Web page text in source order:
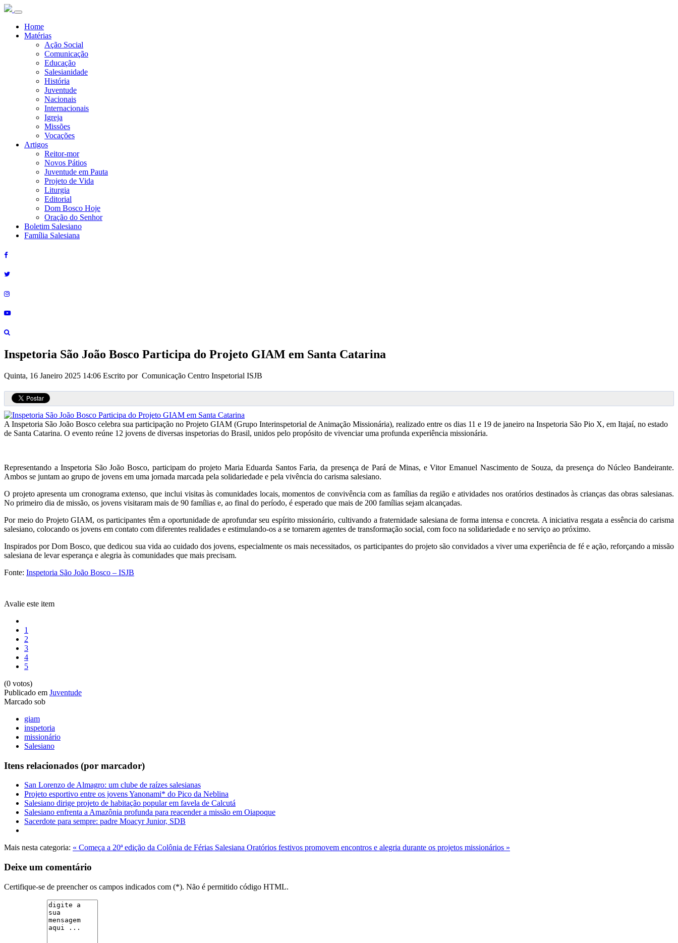
Home
Matérias
Ação Social
Comunicação
Educação
Salesianidade
História
Juventude
Nacionais
Internacionais
Igreja
Missões
Vocações
Artigos
Reitor-mor
Novos Pátios
Juventude em Pauta
Projeto de Vida
Liturgia
Editorial
Dom Bosco Hoje
Oração do Senhor
Boletim Salesiano
Família Salesiana
Inspetoria São João Bosco Participa do Projeto GIAM em Santa Catarina
Quinta, 16 Janeiro 2025 14:06 Escrito por Comunicação Centro Inspetorial ISJB
A Inspetoria São João Bosco celebra sua participação no Projeto GIAM (Grupo Interinspetorial de Animação Missionária), realizado entre os dias 11 e 19 de janeiro na Inspetoria São Pio X, em Itajaí, no estado
de Santa Catarina. O evento reúne 12 jovens de diversas inspetorias do Brasil, unidos pelo propósito de vivenciar uma profunda experiência missionária.
Representando a Inspetoria São João Bosco, participam do projeto Maria Eduarda Santos Faria, da presença de Pará de Minas, e Vitor Emanuel Nascimento de Souza, da presença do Núcleo Bandeirante.
Ambos se juntam ao grupo de jovens em uma jornada marcada pela solidariedade e pela vivência do carisma salesiano.
O projeto apresenta um cronograma extenso, que inclui visitas às comunidades locais, momentos de convivência com as famílias da região e atividades nos oratórios destinados às crianças das obras salesianas.
No primeiro dia de missão, os jovens visitaram mais de 90 famílias e, ao final do período, é esperado que mais de 200 famílias sejam alcançadas.
Por meio do Projeto GIAM, os participantes têm a oportunidade de aprofundar seu espírito missionário, cultivando a fraternidade salesiana de forma intensa e concreta. A iniciativa resgata a essência do carisma
salesiano, colocando os jovens em contato com diferentes realidades e estimulando-os a se tornarem agentes de transformação social, com foco na solidariedade e no serviço ao próximo.
Inspirados por Dom Bosco, que dedicou sua vida ao cuidado dos jovens, especialmente os mais necessitados, os participantes do projeto são convidados a viver uma experiência de fé e ação, reforçando a missão
salesiana de levar esperança e alegria às comunidades que mais precisam.
Fonte: Inspetoria São João Bosco – ISJB
Avalie este item
1
2
3
4
5
(0 votos)
Publicado em Juventude
Marcado sob
giam
inspetoria
missionário
Salesiano
Itens relacionados (por marcador)
San Lorenzo de Almagro: um clube de raízes salesianas
Projeto esportivo entre os jovens Yanonami* do Pico da Neblina
Salesiano dirige projeto de habitação popular em favela de Calcutá
Salesiano enfrenta a Amazônia profunda para reacender a missão em Oiapoque
Sacerdote para sempre: padre Moacyr Junior, SDB
Mais nesta categoria: « Começa a 20ª edição da Colônia de Férias Salesiana Oratórios festivos promovem encontros e alegria durante os projetos missionários »
Deixe um comentário
Certifique-se de preencher os campos indicados com (*). Não é permitido código HTML.